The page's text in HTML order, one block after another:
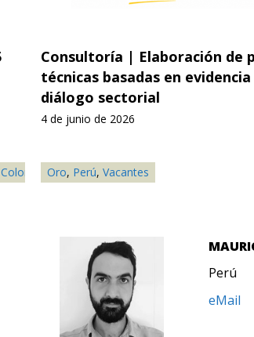
,Frutas,Ganadería,Oro,Palma
Oro Perú,Vacantes
Consultoría | Elaboración de
técnicas basadas en evidencia
diálogo sectorial
4 de junio de 2026
Perú
eMail